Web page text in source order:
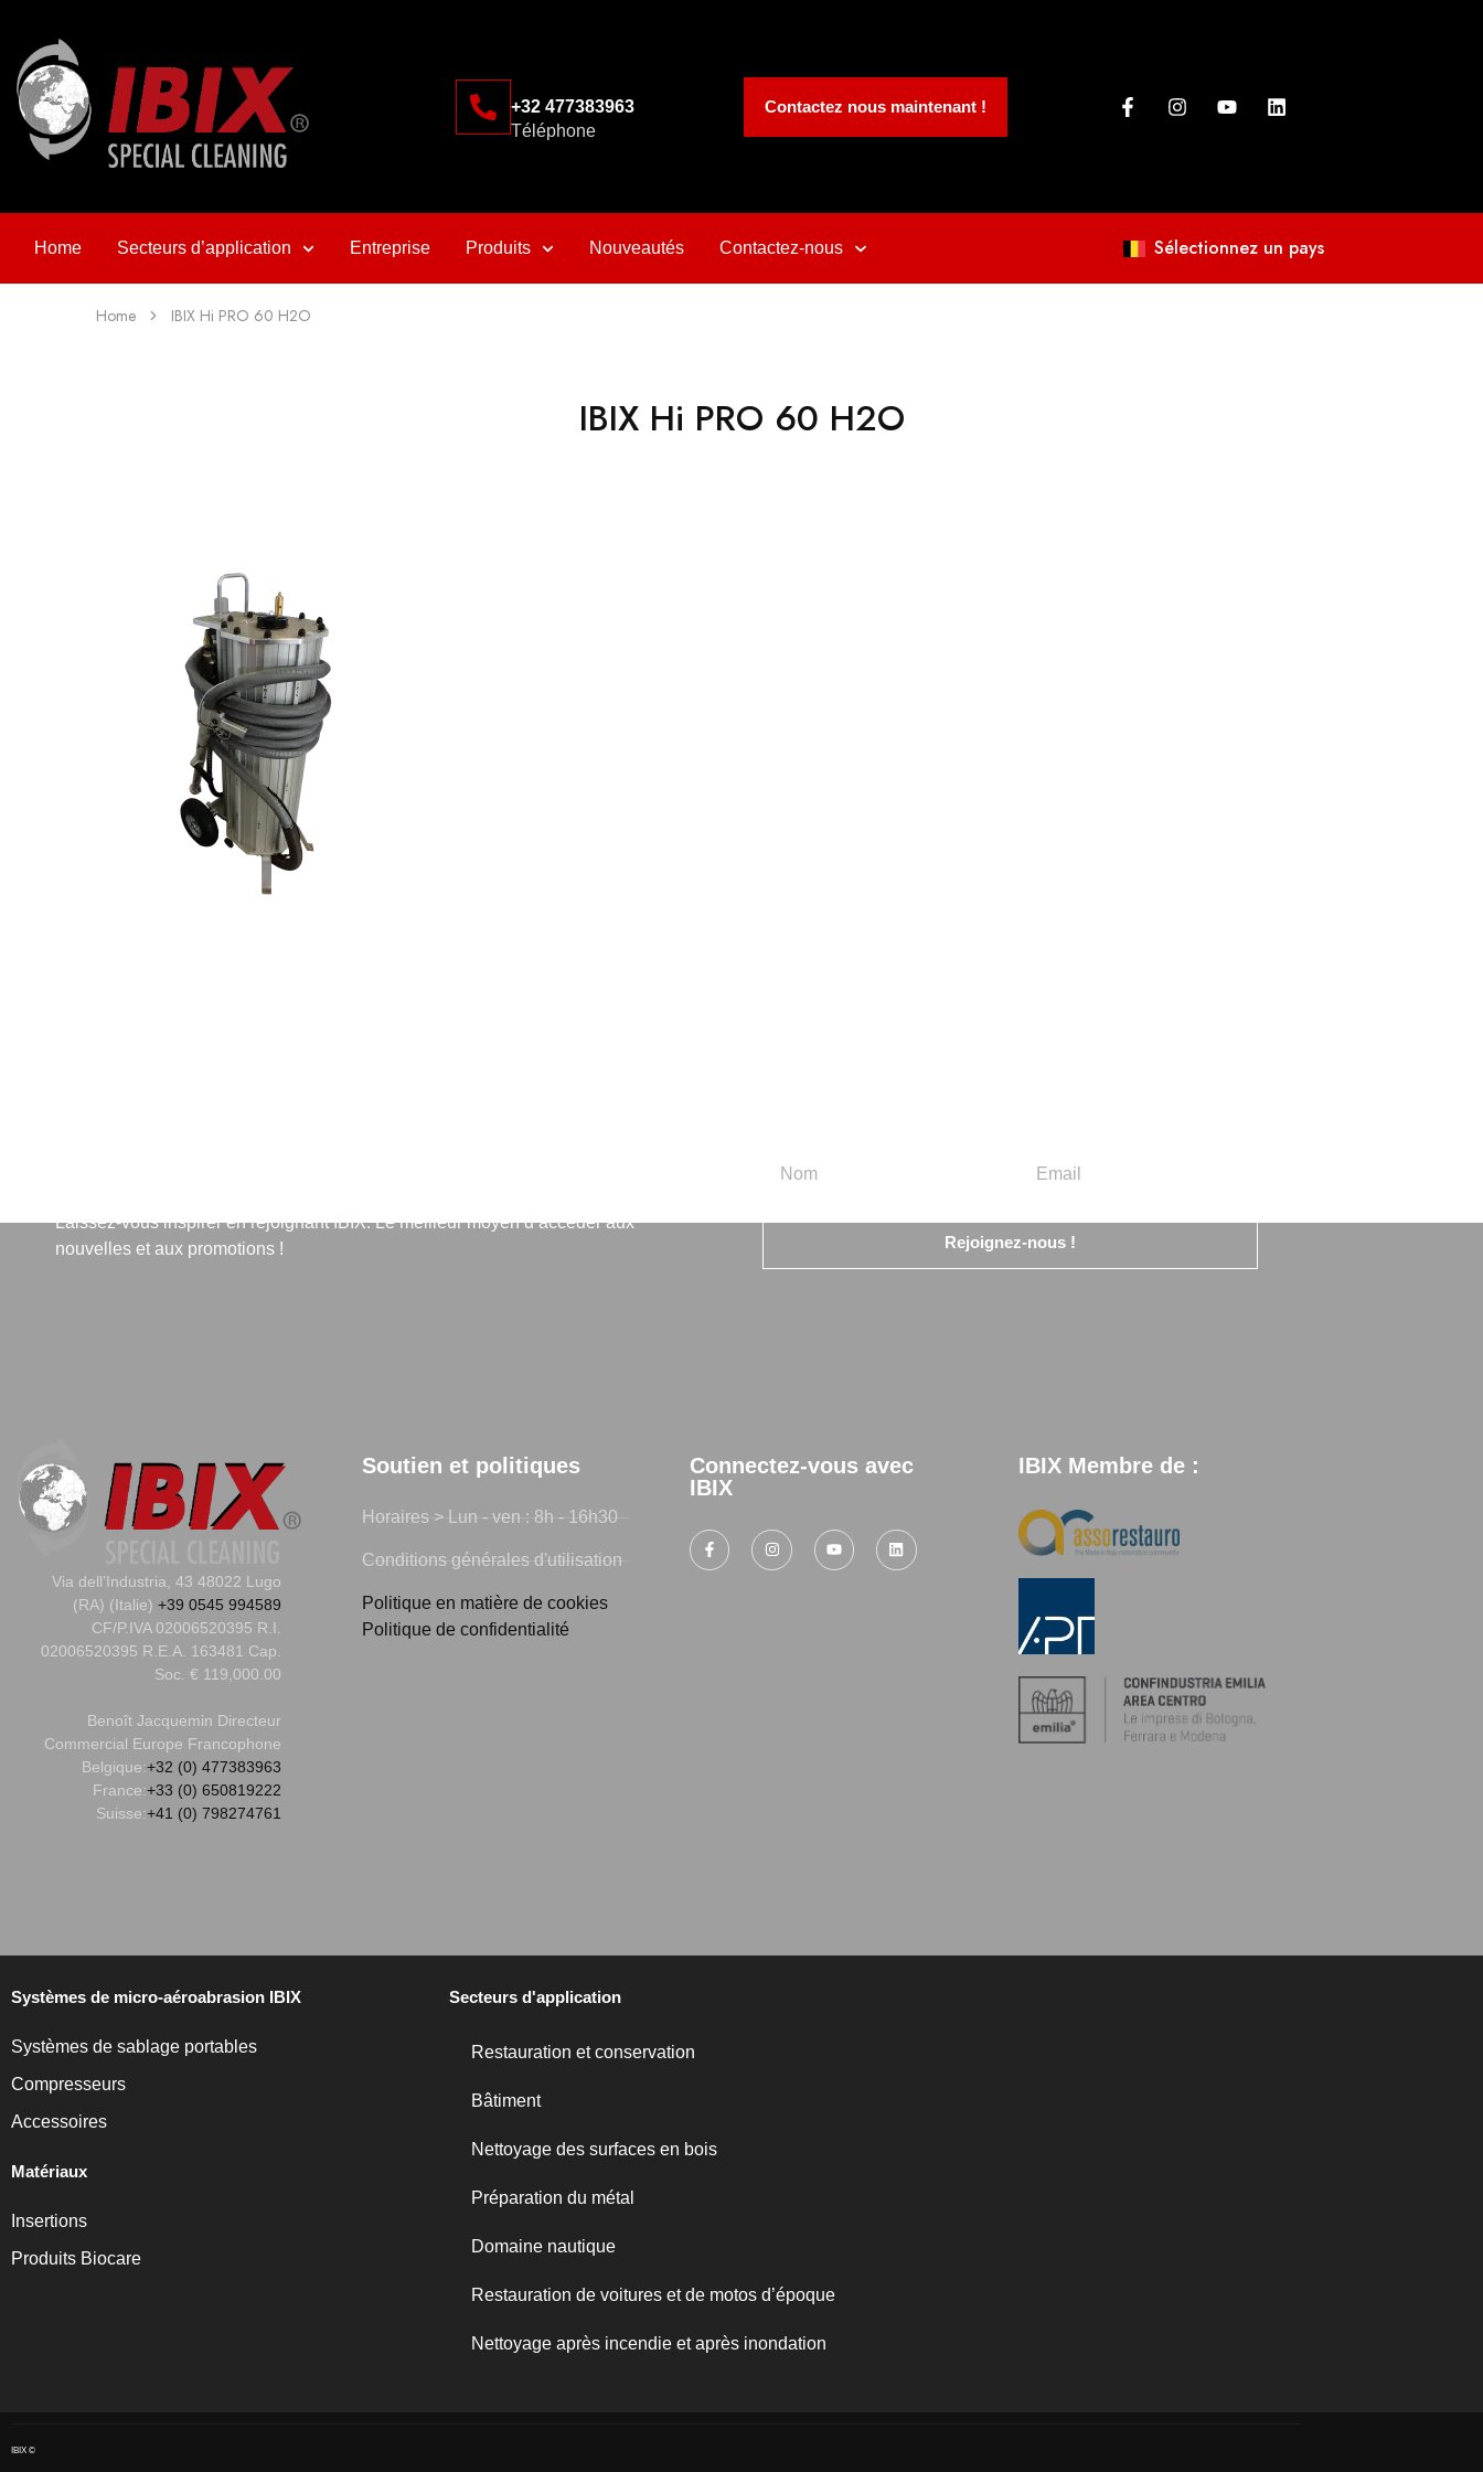
+32 477383963
Téléphone
Contactez nous maintenant !
Home Secteurs d’application Entreprise Produits Nouveautés Contactez-nous Sélectionnez un pays
Home IBIX Hi PRO 60 H2O
IBIX Hi PRO 60 H2O
Laissez-vous inspirer en rejoignant IBIX. Le meilleur moyen d’accéder aux
nouvelles et aux promotions !
Rejoignez-nous !
Via dell’Industria, 43 48022 Lugo
(RA) (Italie) +39 0545 994589
CF/P.IVA 02006520395 R.I.
02006520395 R.E.A. 163481 Cap.
Soc. € 119,000.00
Benoît Jacquemin Directeur
Commercial Europe Francophone
Belgique:+32 (0) 477383963
France:+33 (0) 650819222
Suisse:+41 (0) 798274761
Soutien et politiques
Horaires > Lun - ven : 8h - 16h30
Conditions générales d'utilisation
Politique en matière de cookies
Politique de confidentialité
Connectez-vous avec
IBIX
IBIX Membre de :
Systèmes de micro-aéroabrasion IBIX
Systèmes de sablage portables
Compresseurs
Accessoires
Matériaux
Insertions
Produits Biocare
Secteurs d'application
Restauration et conservation
Bâtiment
Nettoyage des surfaces en bois
Préparation du métal
Domaine nautique
Restauration de voitures et de motos d’époque
Nettoyage après incendie et après inondation
IBIX ©